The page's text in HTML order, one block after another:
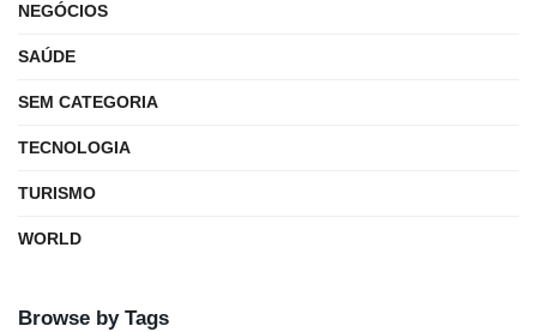
NEGÓCIOS
SAÚDE
SEM CATEGORIA
TECNOLOGIA
TURISMO
WORLD
Browse by Tags